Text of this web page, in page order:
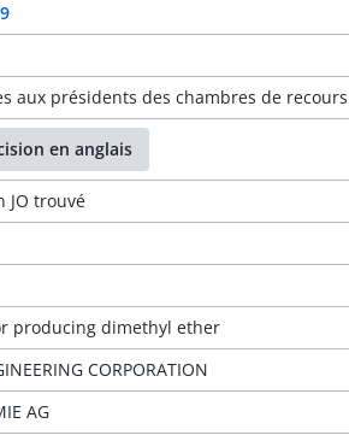
aux présidents des chambres de recours
en anglais
JO trouvé
producing dimethyl ether
CORPORATION
AG